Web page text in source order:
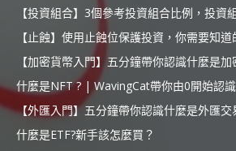
【投資組合】3個參考投資組合比例，投資
【止蝕】使用止蝕位保護投資，你需要知
【加密貨幣入門】五分鐘帶你認識什麼是
什麼是NFT ? | WavingCat帶你由0開始認
【外匯入門】五分鐘帶你認識什麼是外匯交
什麼是ETF?新手該怎麼買？